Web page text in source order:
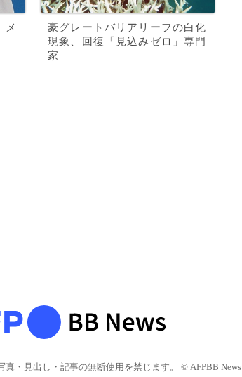
メ
豪グレートバリアリーフの白化
現象、回復「見込みゼロ」専門
家
真・見出し・記事の無断使用を禁じます。 © AFPBB News